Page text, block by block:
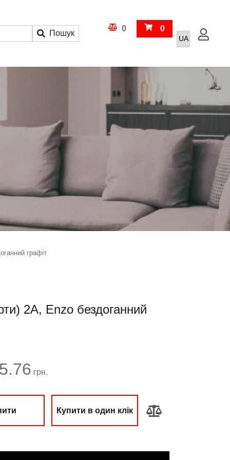
Пошук
Порівняння
0 Кошик
0
Увійти
графіт
2A, Enzo бездоганний
грн.
Купити в один клік